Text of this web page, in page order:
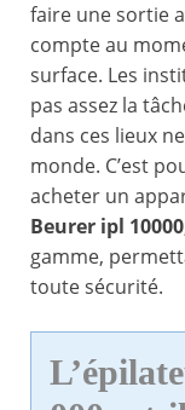
faire une sortie
compte au
surface. Les
pas assez la
dans ces lieux
monde. C’est
acheter un
Beurer ipl 10000
gamme,
toute sécurité.